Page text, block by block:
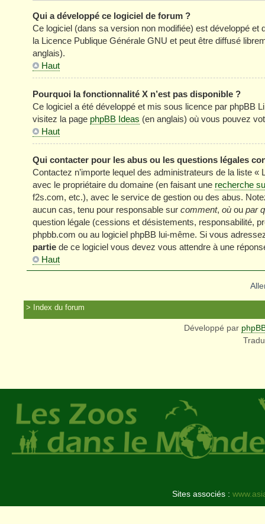
Qui a développé ce logiciel de forum ?
Ce logiciel (dans sa version non modifiée) est développé et
la Licence Publique Générale GNU et peut être diffusé
anglais).
Haut
Pourquoi la fonctionnalité X n’est pas disponible ?
Ce logiciel a été développé et mis sous licence par phpBB
visitez la page phpBB Ideas (en anglais) où vous pouvez
Haut
Qui contacter pour les abus ou les questions légales
Contactez n’importe lequel des administrateurs de la liste
avec le propriétaire du domaine (en faisant une recherche
f2s.com, etc.), avec le service de gestion ou des abus.
aucun cas, tenu pour responsable sur comment, où ou par
question légale (cessions et désistements, responsabilité,
phpbb.com ou au logiciel phpBB lui-même. Si vous
partie de ce logiciel vous devez vous attendre à une
Haut
Index du forum
Développé par
Sites associés :